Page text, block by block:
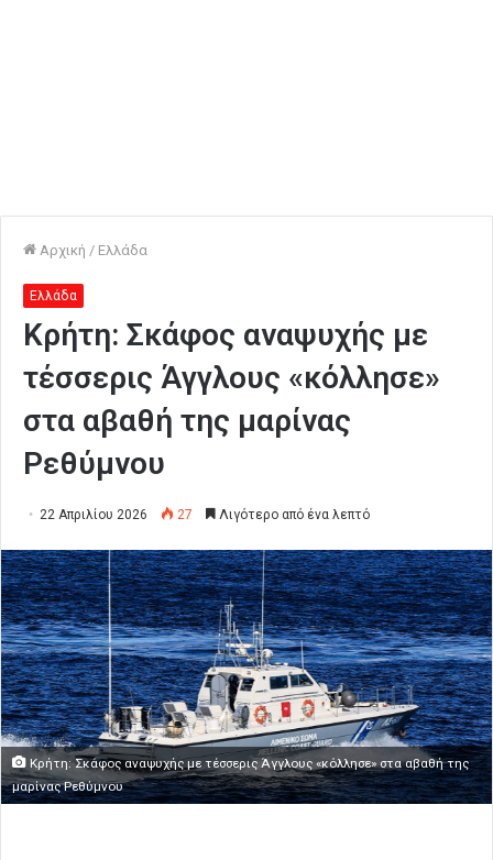
Αρχική / Ελλάδα
Ελλάδα
Κρήτη: Σκάφος αναψυχής με
τέσσερις Άγγλους «κόλλησε»
στα αβαθή της μαρίνας
Ρεθύμνου
22 Απριλίου 2026 27 Λιγότερο από ένα λεπτό
Κρήτη: Σκάφος αναψυχής με τέσσερις Άγγλους «κόλλησε» στα αβαθή της
μαρίνας Ρεθύμνου